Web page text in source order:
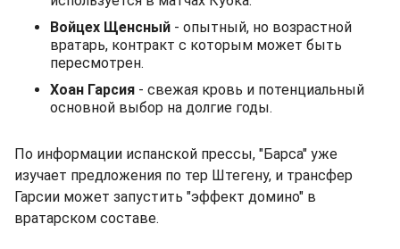
Войцех Щенсный - опытный, но возрастной
вратарь, контракт с которым может быть
пересмотрен.
Хоан Гарсия - свежая кровь и потенциальный
основной выбор на долгие годы.
По информации испанской прессы, "Барса" уже
изучает предложения по тер Штегену, и трансфер
Гарсии может запустить "эффект домино" в
вратарском составе.